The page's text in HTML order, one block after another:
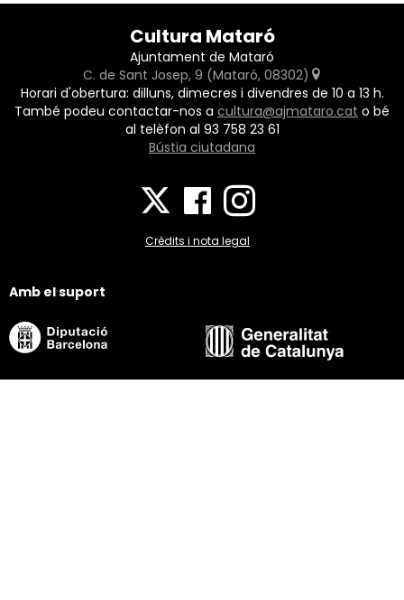
Cultura Mataró
Ajuntament de Mataró
C. de Sant Josep, 9 (Mataró, 08302)
Horari d'obertura: dilluns, dimecres i divendres de 10 a 13 h.
També podeu contactar-nos a cultura@ajmataro.cat o bé
al telèfon al 93 758 23 61
Bústia ciutadana
Crèdits i nota legal
Amb el suport